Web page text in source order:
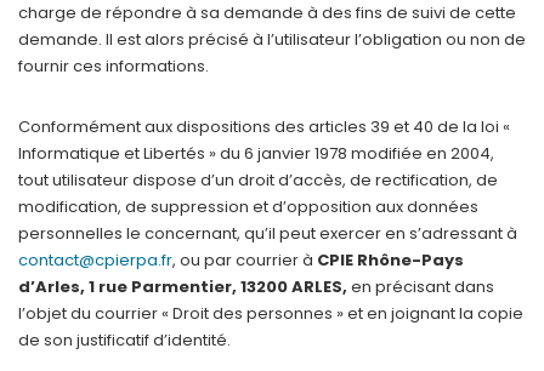
charge de répondre à sa demande à des fins de suivi de cette
demande. Il est alors précisé à l’utilisateur l’obligation ou non de
fournir ces informations.
Conformément aux dispositions des articles 39 et 40 de la loi «
Informatique et Libertés » du 6 janvier 1978 modifiée en 2004,
tout utilisateur dispose d’un droit d’accès, de rectification, de
modification, de suppression et d’opposition aux données
personnelles le concernant, qu’il peut exercer en s’adressant à
contact@cpierpa.fr, ou par courrier à CPIE Rhône-Pays
d’Arles, 1 rue Parmentier, 13200 ARLES, en précisant dans
l’objet du courrier « Droit des personnes » et en joignant la copie
de son justificatif d’identité.